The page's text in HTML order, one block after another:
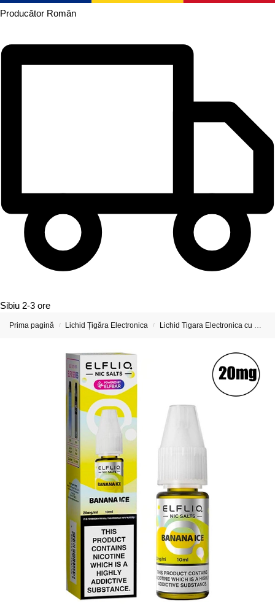
Producător Român
Sibiu 2-3 ore
Prima pagină / Lichid Țigăra Electronica / Lichid Tigara Electronica cu Nicotina